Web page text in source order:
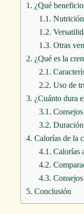
1. ¿Qué
1.1.
1.2.
1.3. Otras
2. ¿Qué es la
2.1.
2.2. Uso de
3. ¿Cuánto dura
3.1.
3.2.
4. Calorías de la
4.1. Calorías
4.2.
4.3.
5. Conclusión